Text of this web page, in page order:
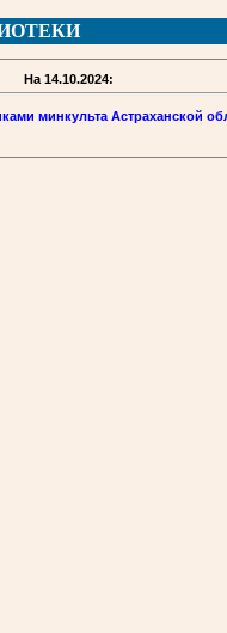
На 14.10.2024:
минкульта Астраханской